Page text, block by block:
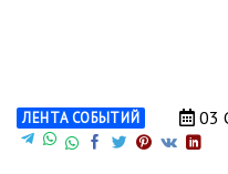
ЛЕНТА СОБЫТИЙ 03